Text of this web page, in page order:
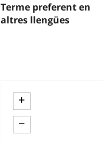
Terme preferent en
altres llengües
+
−